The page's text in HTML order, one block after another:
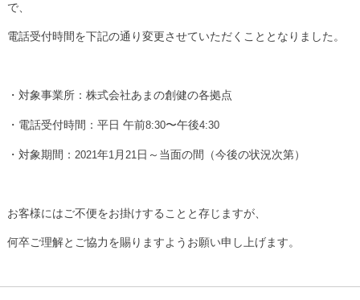
で、
電話受付時間を下記の通り変更させていただくこととなりました。
・対象事業所：株式会社あまの創健の各拠点
・電話受付時間：平日 午前8:30〜午後4:30
・対象期間： 2021年1 月 21日～当面の間（今後の状況次第）
お客様にはご不便をお掛けすることと存じますが、
何卒ご理解とご協力を賜りますようお願い申し上げます。